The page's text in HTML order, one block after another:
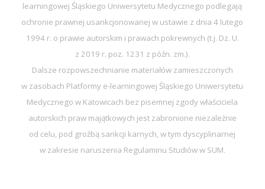
learningowej Śląskiego Uniwersytetu Medycznego podlegają
ochronie prawnej usankcjonowanej w ustawie z dnia 4 lutego
1994 r. o prawie autorskim i prawach pokrewnych (t.j. Dz. U.
z 2019 r. poz. 1231 z późn. zm.).
Dalsze rozpowszechnianie materiałów zamieszczonych
w zasobach Platformy e-learningowej Śląskiego Uniwersytetu
Medycznego w Katowicach bez pisemnej zgody właściciela
autorskich praw majątkowych jest zabronione niezależnie
od celu, pod groźbą sankcji karnych, w tym dyscyplinarnej
w zakresie naruszenia Regulaminu Studiów w SUM.